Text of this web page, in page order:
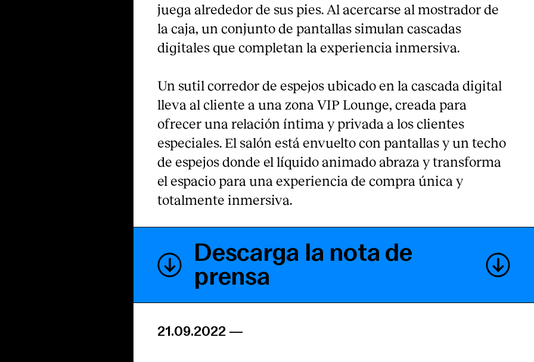
juega alrededor de sus pies. Al acercarse al mostrador de
la caja, un conjunto de pantallas simulan cascadas
digitales que completan la experiencia inmersiva.
Un sutil corredor de espejos ubicado en la cascada digital
lleva al cliente a una zona VIP Lounge, creada para
ofrecer una relación íntima y privada a los clientes
especiales. El salón está envuelto con pantallas y un techo
de espejos donde el líquido animado abraza y transforma
el espacio para una experiencia de compra única y
totalmente inmersiva.
Descarga la nota de
prensa
21.09.2022 —